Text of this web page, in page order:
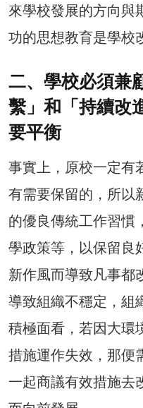
來學校發展的方向與
功的思想教育是學校
二、學校必須兼
繫」和「持續改
要平衡
事實上，原校一定有
有需要保留的，所以
的優良傳統工作習慣
學政策等，以保留良
新作風而導致凡事都
導致組織不穩定，組
積極面看，若因大環
措施運作失效，那便
一起商議有效措施去